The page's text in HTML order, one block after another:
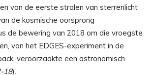
van de eerste stralen van sterrenlicht
de kosmische oorsprong
de bewering van 2018 om die vroegste
van het EDGES-experiment in de
veroorzaakte een astronomisch
18).